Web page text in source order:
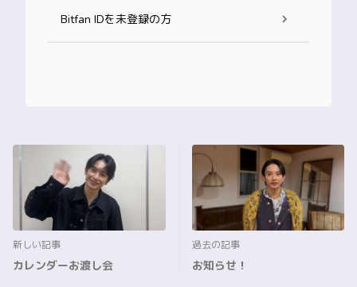
Bitfan IDを未登録の方
新しい記事
カレンダーお渡し会
過去の記事
お知らせ！